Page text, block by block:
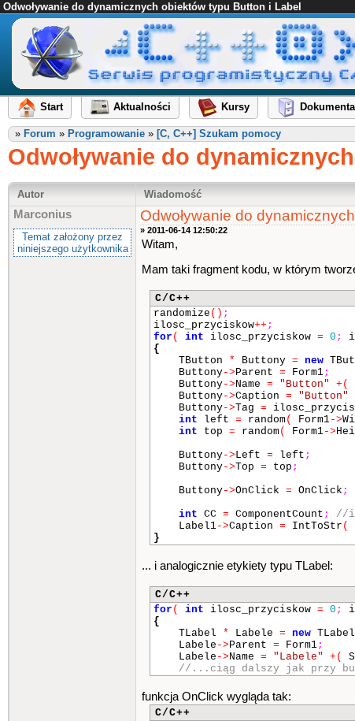
Odwoływanie do dynamicznych obiektów typu Button i Label
Start Aktualności Kursy
» Forum » Programowanie » [C, C++] Szukam pomocy
Odwoływanie do
Autor
Wiadomość
Marconius
Temat założony przez
niniejszego użytkownika
Odwoływanie do
» 2011-06-14 12:50:22
Witam,
Mam taki fragment kodu, w którym
C/C++
randomize () ;
ilosc_przyciskow++ ;
for ( int ilosc_przyciskow = 0 ;
{
TButton * Buttony = new
Buttony->Parent = Form1;
Buttony->Name = "Button" + (
Buttony->Caption = "Button"
Buttony->Tag =
int left = random( Form1->
int top = random( Form1->
Buttony->Left = left ;
Buttony->Top = top ;
Buttony->OnClick = OnClick ;
int CC = ComponentCount ;
//
Label1->Caption = IntToStr (
}
... i analogicznie etykiety typu TLabel:
C/C++
for ( int ilosc_przyciskow = 0 ;
{
TLabel * Labele = new TLabel
Labele ->Parent = Form1;
Labele ->Name = "Labele" + (
//...ciąg dalszy jak przy
funkcja OnClick wygląda tak:
C/C++